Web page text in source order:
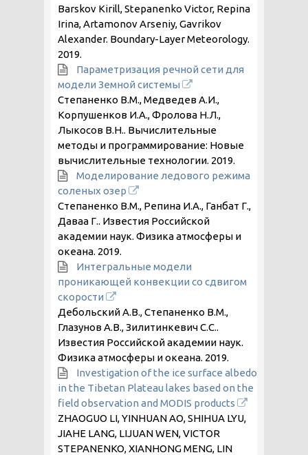
Barskov Kirill, Stepanenko Victor, Repina
Irina, Artamonov Arseniy, Gavrikov
Alexander. Boundary-Layer Meteorology.
2019.
Параметризация речной сети для
модели Земной системы
Степаненко В.М., Медведев А.И.,
Корпушенков И.А., Фролова Н.Л.,
Лыкосов В.Н.. Вычислительные
методы и программирование: Новые
вычислительные технологии. 2019.
Моделирование ледового режима
соленых озер
Степаненко В.М., Репина И.А., Ганбат Г.,
Даваа Г.. Известия Российской
академии наук. Физика атмосферы и
океана. 2019.
Интегральные модели
проникающей конвекции со сдвигом
скорости
Дебольский А.В., Степаненко В.М.,
Глазунов А.В., Зилитинкевич С.С..
Известия Российской академии наук.
Физика атмосферы и океана. 2019.
Investigation of the ice surface albedo
in the Tibetan Plateau lakes based on the
field observation and MODIS products
ZHAOGUO LI, YINHUAN AO, SHIHUA LYU,
JIAHE LANG, LIJUAN WEN, VICTOR
STEPANENKO, XIANHONG MENG, LIN